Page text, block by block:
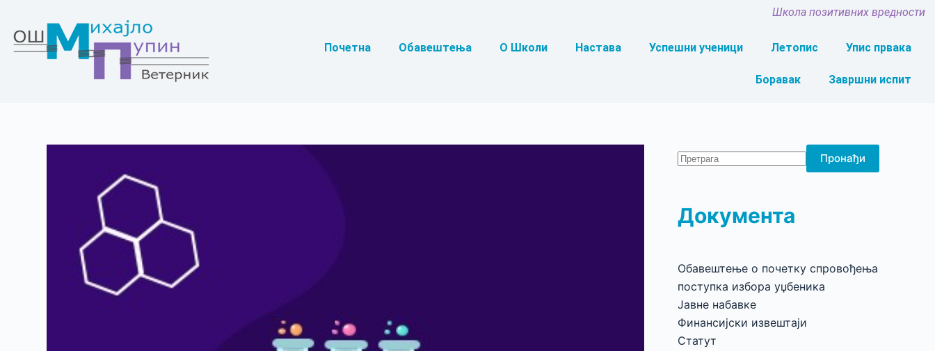
Школа позитивних вредности
Почетна Обавештења О Школи Настава Успешни ученици Летопис Упис првака
Боравак Завршни испит
Пронађи
Документа
Обавештење о почетку спровођења
поступка избора уџбеника
Јавне набавке
Финансијски извештаји
Статут